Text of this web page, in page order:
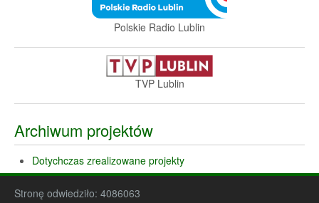
Polskie Radio Lublin
TVP Lublin
Archiwum projektów
Dotychczas zrealizowane projekty
Stronę odwiedziło: 4086063